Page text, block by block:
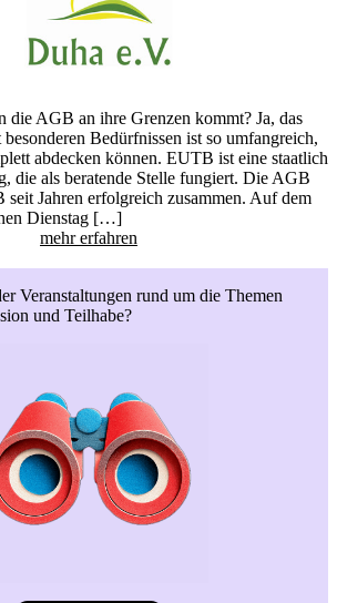
die AGB an ihre Grenzen kommt? Ja, das
Bedürfnissen ist so umfangreich,
abdecken können. EUTB ist eine staatlich
die als beratende Stelle fungiert. Die AGB
Jahren erfolgreich zusammen. Auf dem
Dienstag […]
mehr erfahren
Veranstaltungen rund um die Themen
und Teilhabe?